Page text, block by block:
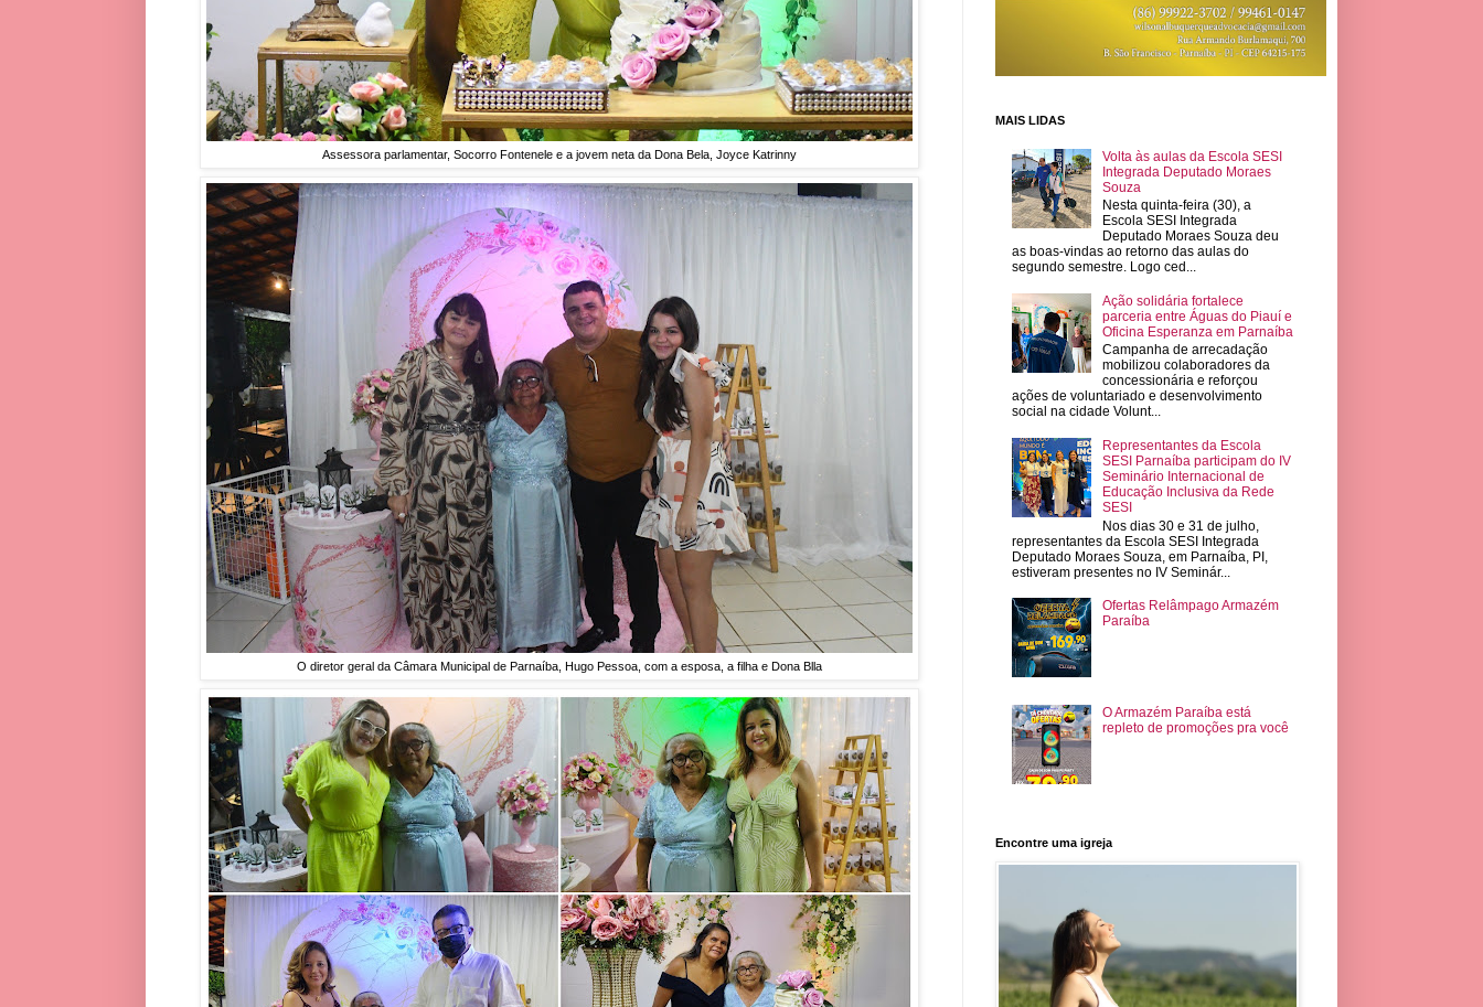
Assessora parlamentar, Socorro Fontenele e a jovem neta da Dona Bela, Joyce Katrinny
O diretor geral da Câmara Municipal de Parnaíba, Hugo Pessoa, com a esposa, a filha e Dona Blla
MAIS LIDAS
Volta às aulas da Escola SESI
Integrada Deputado Moraes
Souza
Nesta quinta-feira (30), a
Escola SESI Integrada
Deputado Moraes Souza deu
as boas-vindas ao retorno das aulas do
segundo semestre. Logo ced...
Ação solidária fortalece
parceria entre Águas do Piauí e
Oficina Esperanza em Parnaíba
Campanha de arrecadação
mobilizou colaboradores da
concessionária e reforçou
ações de voluntariado e desenvolvimento
social na cidade Volunt...
Representantes da Escola
SESI Parnaíba participam do IV
Seminário Internacional de
Educação Inclusiva da Rede
SESI
Nos dias 30 e 31 de julho,
representantes da Escola SESI Integrada
Deputado Moraes Souza, em Parnaíba, PI,
estiveram presentes no IV Seminár...
Ofertas Relâmpago Armazém
Paraíba
O Armazém Paraíba está
repleto de promoções pra você
Encontre uma igreja